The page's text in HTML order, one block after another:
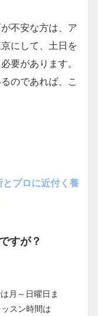
不安な方は、ア
にして、土日を
要があります。
のであれば、こ
プロに近付く養
すが？
月～日曜日ま
スン時間は